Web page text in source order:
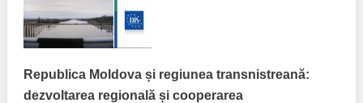
Republica Moldova și regiunea transnistreană:
dezvoltarea regională și cooperarea